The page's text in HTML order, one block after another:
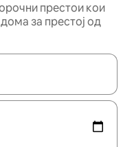
престои кои
за престој од
се со копчињата